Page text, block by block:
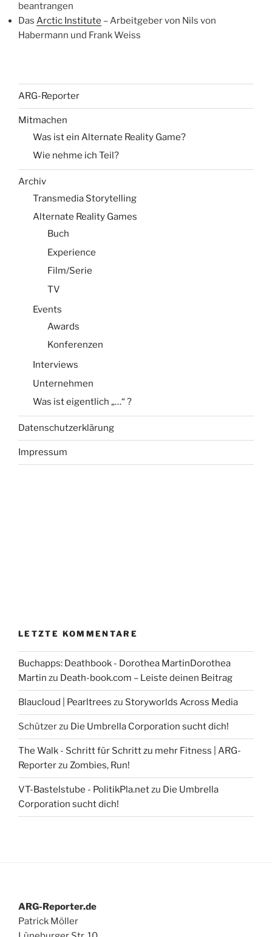
beantrangen
Das Arctic Institute – Arbeitgeber von Nils von
Habermann und Frank Weiss
ARG-Reporter
Mitmachen
Was ist ein Alternate Reality Game?
Wie nehme ich Teil?
Archiv
Transmedia Storytelling
Alternate Reality Games
Buch
Experience
Film/Serie
TV
Events
Awards
Konferenzen
Interviews
Unternehmen
Was ist eigentlich „…“ ?
Datenschutzerklärung
Impressum
LETZTE KOMMENTARE
Buchapps: Deathbook - Dorothea MartinDorothea
Martin zu Death-book.com – Leiste deinen Beitrag
Blaucloud | Pearltrees zu Storyworlds Across Media
Schützerzu Die Umbrella Corporation sucht dich!
The Walk - Schritt für Schritt zu mehr Fitness | ARG-
Reporterzu Zombies, Run!
VT-Bastelstube - PolitikPla.netzu Die Umbrella
Corporation sucht dich!
ARG-Reporter.de
Patrick Möller